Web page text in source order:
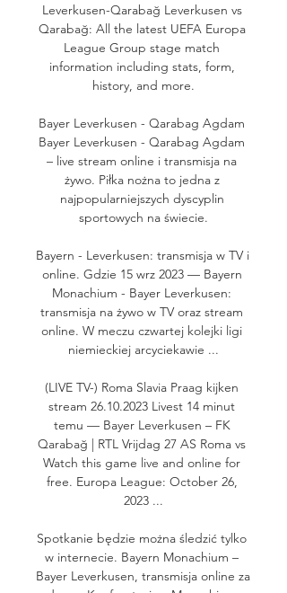
Leverkusen-Qarabağ Leverkusen vs
Qarabağ: All the latest UEFA Europa
League Group stage match
information including stats, form,
history, and more.
Bayer Leverkusen - Qarabag Agdam
Bayer Leverkusen - Qarabag Agdam
– live stream online i transmisja na
żywo. Piłka nożna to jedna z
najpopularniejszych dyscyplin
sportowych na świecie.
Bayern - Leverkusen: transmisja w TV i
online. Gdzie 15 wrz 2023 — Bayern
Monachium - Bayer Leverkusen:
transmisja na żywo w TV oraz stream
online. W meczu czwartej kolejki ligi
niemieckiej arcyciekawie ...
(LIVE TV-) Roma Slavia Praag kijken
stream 26.10.2023 Livest 14 minut
temu — Bayer Leverkusen – FK
Qarabağ | RTL Vrijdag 27 AS Roma vs
Watch this game live and online for
free. Europa League: October 26,
2023 ...
Spotkanie będzie można śledzić tylko
w internecie. Bayern Monachium –
Bayer Leverkusen, transmisja online za